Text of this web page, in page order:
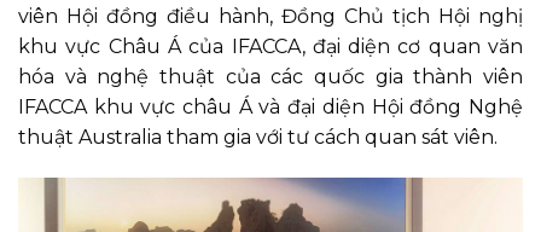
viên Hội đồng điều hành, Đồng Chủ tịch Hội nghị
khu vực Châu Á của IFACCA, đại diện cơ quan văn
hóa và nghệ thuật của các quốc gia thành viên
IFACCA khu vực châu Á và đại diện Hội đồng Nghệ
thuật Australia tham gia với tư cách quan sát viên.